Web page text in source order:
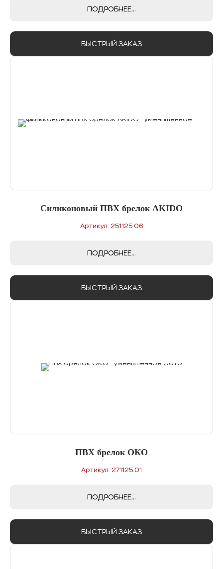
ПОДРОБНЕЕ...
БЫСТРЫЙ ЗАКАЗ
Силиконовый ПВХ брелок AKIDO
Артикул: 251125.06
ПОДРОБНЕЕ...
БЫСТРЫЙ ЗАКАЗ
ПВХ брелок ОКО
Артикул: 271125.01
ПОДРОБНЕЕ...
БЫСТРЫЙ ЗАКАЗ